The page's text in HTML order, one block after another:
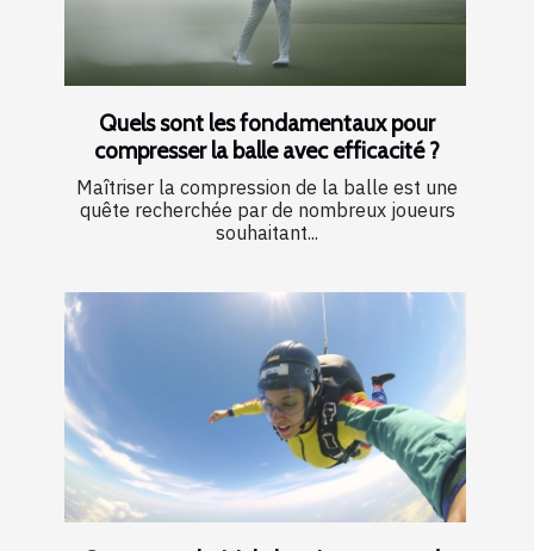
Quels sont les fondamentaux pour
compresser la balle avec efficacité ?
Maîtriser la compression de la balle est une
quête recherchée par de nombreux joueurs
souhaitant...